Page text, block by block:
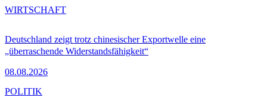
Deutschland zeigt trotz chinesischer Exportwelle eine
„überraschende Widerstandsfähigkeit“
08.08.2026
WIRTSCHAFT
POLITIK